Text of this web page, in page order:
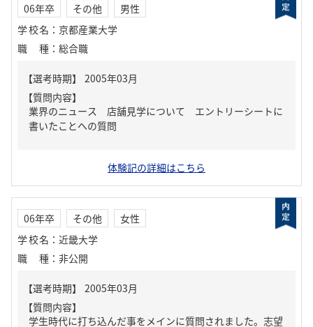
06年卒 その他
男性
学校名 ： 京都産業大学
職種 ： 総合職
【質問内容】
業界のニュース 店舗見学について エントリーシートに
書いたことへの質問
体験記の詳細はこちら
06年卒 その他
女性
学校名 ： 近畿大学
職種 ： 非公開
【質問内容】
学生時代に打ち込んだ事をメインに質問されました。志望